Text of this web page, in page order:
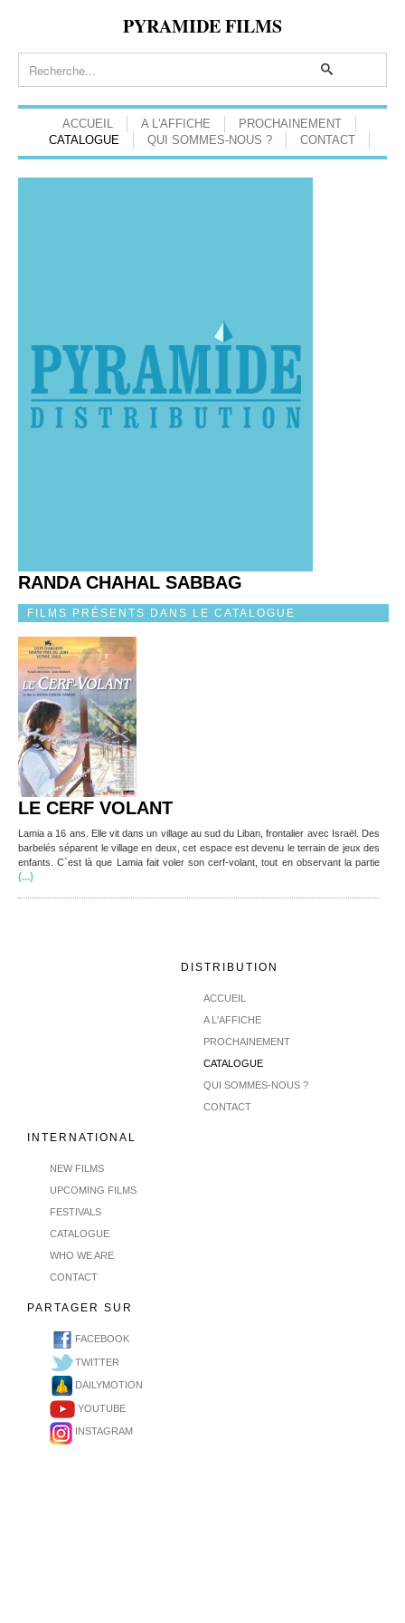
PYRAMIDE FILMS
ACCUEIL A L'AFFICHE
PROCHAINEMENT
CATALOGUE
QUI SOMMES-NOUS ? CONTACT
RANDA CHAHAL SABBAG
FILMS PRÉSENTS DANS LE CATALOGUE
LE CERF VOLANT
Lamia a 16 ans. Elle vit dans un village au sud du Liban, frontalier avec Israël. Des
barbelés séparent le village en deux, cet espace est devenu le terrain de jeux des
enfants. C`est là que Lamia fait voler son cerf-volant, tout en observant la partie
(...)
DISTRIBUTION
ACCUEIL
A L'AFFICHE
PROCHAINEMENT
CATALOGUE
QUI SOMMES-NOUS ?
CONTACT
INTERNATIONAL
NEW FILMS
UPCOMING FILMS
FESTIVALS
CATALOGUE
WHO WE ARE
CONTACT
PARTAGER SUR
FACEBOOK
TWITTER
DAILYMOTION
YOUTUBE
INSTAGRAM